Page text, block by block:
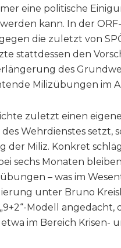
eine politische
kann. In der
die zuletzt von
stattdessen den
des
Milizübungen im
zuletzt einen
Wehrdienstes setzt,
der Miliz. Konkret
sechs Monaten
– was im
unter Bruno
Modell
im Bereich Krisen-